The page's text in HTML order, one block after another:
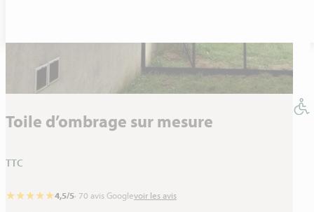
Toile d’ombrage sur mesure
★★★★★4,5/5· 70 avis Googlevoir les avis